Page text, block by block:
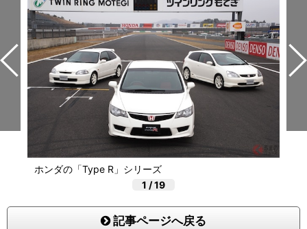
ホンダの「Type R」シリーズ
1 /19
記事ページへ戻る